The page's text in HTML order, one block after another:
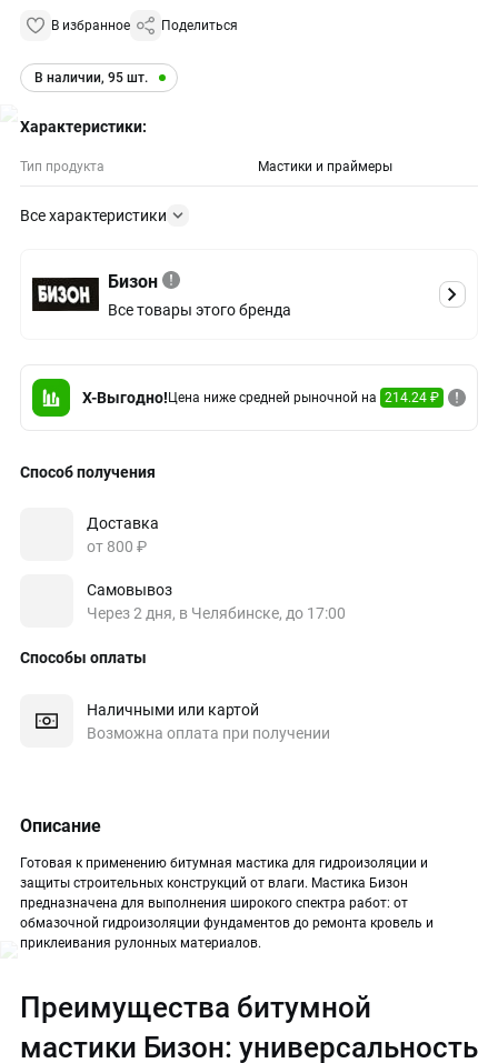
В избранное Поделиться
В наличии, 95 шт.
Характеристики:
Тип продукта Мастики и праймеры
Все характеристики
Бизон
Все товары этого бренда
X-Выгодно! Цена ниже средней рыночной на 214.24 ₽
Способ получения
Доставка
от 800 ₽
Самовывоз
Через 2 дня, в Челябинске, до 17:00
Способы оплаты
Наличными или картой
Возможна оплата при получении
Описание
Готовая к применению битумная мастика для гидроизоляции и
защиты строительных конструкций от влаги. Мастика Бизон
предназначена для выполнения широкого спектра работ: от
обмазочной гидроизоляции фундаментов до ремонта кровель и
приклеивания рулонных материалов.
Преимущества битумной
мастики Бизон: универсальность